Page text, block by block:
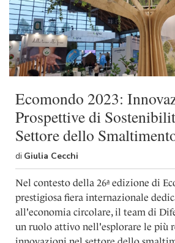
Ecomondo 2023:
Prospettive di
Settore dello
di Giulia Cecchi
Nel contesto della 26ª edizione di
prestigiosa fiera internazionale
all'economia circolare, il team di
un ruolo attivo nell'esplorare le più